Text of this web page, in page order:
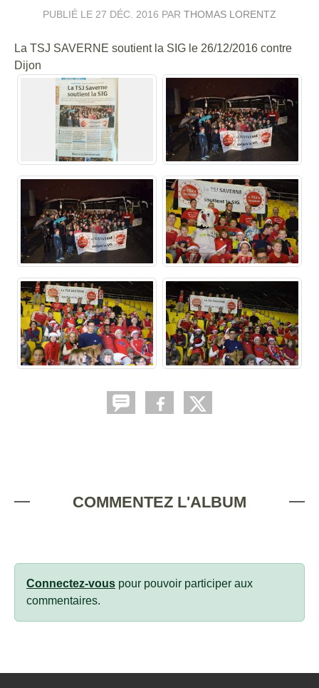
PUBLIÉ LE 27 DÉC. 2016 PAR THOMAS LORENTZ
La TSJ SAVERNE soutient la SIG le 26/12/2016 contre
Dijon
COMMENTEZ L'ALBUM
Connectez-vous pour pouvoir participer aux
commentaires.